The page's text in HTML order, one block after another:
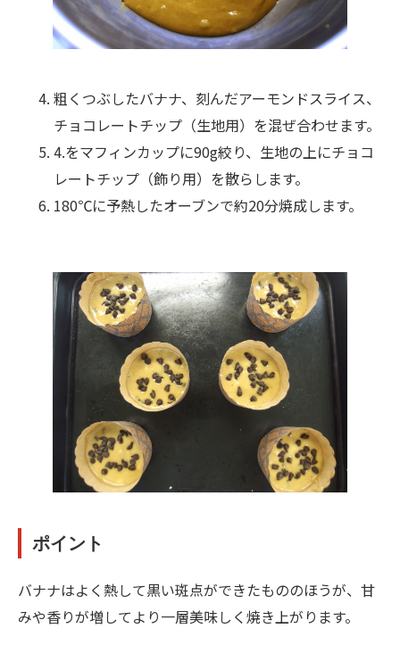
粗くつぶしたバナナ、刻んだアーモンドスライス、
チョコレートチップ（生地用）を混ぜ合わせます。
4.をマフィンカップに90g絞り、生地の上にチョコ
レートチップ（飾り用）を散らします。
180℃に予熱したオーブンで約20分焼成します。
ポイント
バナナはよく熱して黒い斑点ができたもののほうが、甘
みや香りが増してより一層美味しく焼き上がります。